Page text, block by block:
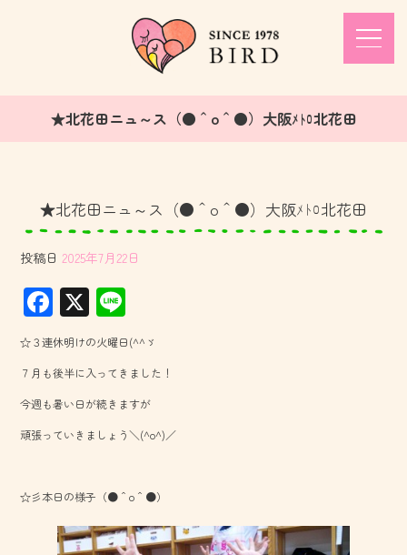
★北花田ニュ～ス（●＾o＾●）大阪ﾒﾄﾛ北花田
★北花田ニュ～ス（●＾o＾●）大阪ﾒﾄﾛ北花田
投稿日 2025年7月22日
F
ac
e
b
o
ok
X
ne
☆３連休明けの火曜日(^^ゞ
７月も後半に入ってきました！
今週も暑い日が続きますが
頑張っていきましょう＼(^o^)／
☆彡本日の様子（●＾o＾●）